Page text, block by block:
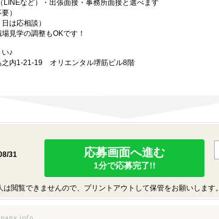
など）・出張面接・事務所面接と選べます
）
は応相談）
見学の調整もOKです！
♪
之内1-21-19 オリエンタル堺筋ビル8階
31
応募画面へ進む
1分で応募完了!!
閲覧できませんので、プリントアウトして保管をお願いします。